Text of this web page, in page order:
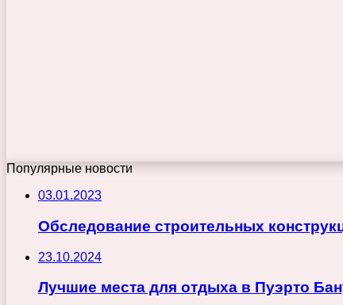
Популярные новости
03.01.2023
Обследование строительных
23.10.2024
Лучшие места для отдыха в Пуэрто